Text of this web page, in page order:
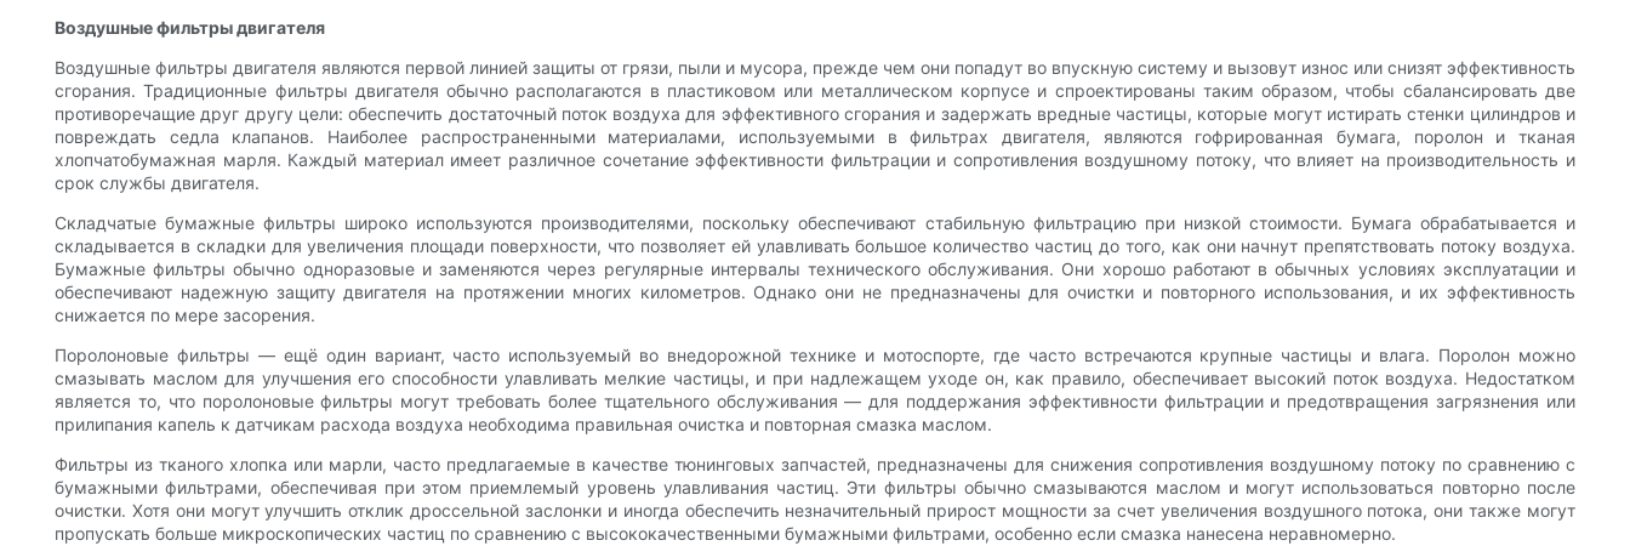
Воздушные фильтры двигателя
Воздушные фильтры двигателя являются первой линией защиты от грязи, пыли и мусора, прежде чем они попадут во впускную систему и вызовут износ или снизят эффективность
сгорания. Традиционные фильтры двигателя обычно располагаются в пластиковом или металлическом корпусе и спроектированы таким образом, чтобы сбалансировать две
противоречащие друг другу цели: обеспечить достаточный поток воздуха для эффективного сгорания и задержать вредные частицы, которые могут истирать стенки цилиндров и
повреждать седла клапанов. Наиболее распространенными материалами, используемыми в фильтрах двигателя, являются гофрированная бумага, поролон и тканая
хлопчатобумажная марля. Каждый материал имеет различное сочетание эффективности фильтрации и сопротивления воздушному потоку, что влияет на производительность и
срок службы двигателя.
Складчатые бумажные фильтры широко используются производителями, поскольку обеспечивают стабильную фильтрацию при низкой стоимости. Бумага обрабатывается и
складывается в складки для увеличения площади поверхности, что позволяет ей улавливать большое количество частиц до того, как они начнут препятствовать потоку воздуха.
Бумажные фильтры обычно одноразовые и заменяются через регулярные интервалы технического обслуживания. Они хорошо работают в обычных условиях эксплуатации и
обеспечивают надежную защиту двигателя на протяжении многих километров. Однако они не предназначены для очистки и повторного использования, и их эффективность
снижается по мере засорения.
Поролоновые фильтры — ещё один вариант, часто используемый во внедорожной технике и мотоспорте, где часто встречаются крупные частицы и влага. Поролон можно
смазывать маслом для улучшения его способности улавливать мелкие частицы, и при надлежащем уходе он, как правило, обеспечивает высокий поток воздуха. Недостатком
является то, что поролоновые фильтры могут требовать более тщательного обслуживания — для поддержания эффективности фильтрации и предотвращения загрязнения или
прилипания капель к датчикам расхода воздуха необходима правильная очистка и повторная смазка маслом.
Фильтры из тканого хлопка или марли, часто предлагаемые в качестве тюнинговых запчастей, предназначены для снижения сопротивления воздушному потоку по сравнению с
бумажными фильтрами, обеспечивая при этом приемлемый уровень улавливания частиц. Эти фильтры обычно смазываются маслом и могут использоваться повторно после
очистки. Хотя они могут улучшить отклик дроссельной заслонки и иногда обеспечить незначительный прирост мощности за счет увеличения воздушного потока, они также могут
пропускать больше микроскопических частиц по сравнению с высококачественными бумажными фильтрами, особенно если смазка нанесена неравномерно.